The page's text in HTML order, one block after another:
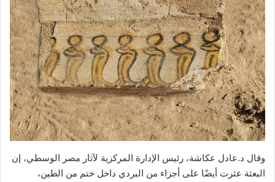
وقال د.عادل عكاشة، رئيس الإدارة المركزية لآثار مصر الوسطي، إن
البعثة عثرت أيضًا على أجزاء من البردي داخل ختم من الطين،